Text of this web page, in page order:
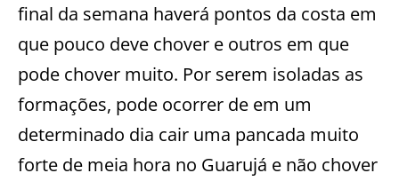
final da semana haverá pontos da costa em
que pouco deve chover e outros em que
pode chover muito. Por serem isoladas as
formações, pode ocorrer de em um
determinado dia cair uma pancada muito
forte de meia hora no Guarujá e não chover